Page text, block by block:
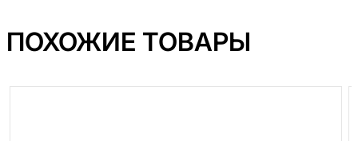
ПОХОЖИЕ ТОВАРЫ